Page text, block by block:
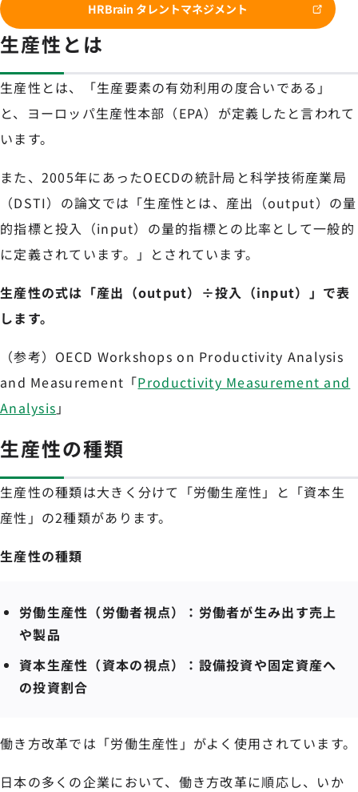
HRBrain タレントマネジメント
生産性とは
生産性とは、「生産要素の有効利用の度合いである」
と、ヨーロッパ生産性本部（EPA）が定義したと言われて
います。
また、2005年にあったOECDの統計局と科学技術産業局
（DSTI）の論文では「生産性とは、産出（output）の量
的指標と投入（input）の量的指標との比率として一般的
に定義されています。」とされています。
生産性の式は「産出（output）÷投入（input）」で表
します。
（参考）OECD Workshops on Productivity Analysis
and Measurement「Productivity Measurement and
Analysis 」
生産性の種類
生産性の種類は大きく分けて「労働生産性」と「資本生
産性」の2種類があります。
生産性の種類
労働生産性（労働者視点）：労働者が生み出す売上
や製品
資本生産性（資本の視点）：設備投資や固定資産へ
の投資割合
働き方改革では「労働生産性」がよく使用されています。
日本の多くの企業において、働き方改革に順応し、いか